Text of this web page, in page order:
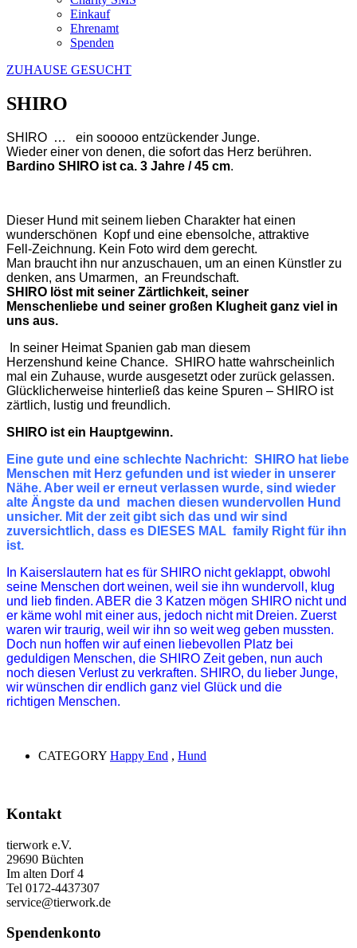
Einkauf
Ehrenamt
Spenden
ZUHAUSE GESUCHT
SHIRO
SHIRO … ein sooooo entzückender Junge.
Wieder einer von denen, die sofort das Herz berühren.
Bardino SHIRO ist ca. 3 Jahre /45 cm.
Dieser Hund mit seinem lieben Charakter hat einen
wunderschönen Kopf und eine ebensolche, attraktive
Fell-Zeichnung. Kein Foto wird dem gerecht.
Man braucht ihn nur anzuschauen, um an einen Künstler zu
denken, ans Umarmen, an Freundschaft.
SHIRO löst mit seiner Zärtlichkeit, seiner
Menschenliebe und seiner großen Klugheit ganz viel in
uns aus.
In seiner Heimat Spanien gab man diesem
Herzenshund keine Chance. SHIRO hatte wahrscheinlich
mal ein Zuhause, wurde ausgesetzt oder zurück gelassen.
Glücklicherweise hinterließ das keine Spuren – SHIRO ist
zärtlich, lustig und freundlich.
SHIRO ist ein Hauptgewinn.
Eine gute und eine schlechte Nachricht: SHIRO hat liebe
Menschen mit Herz gefunden und ist wieder in unserer
Nähe. Aber weil er erneut verlassen wurde, sind wieder
alte Ängste da und machen diesen wundervollen Hund
unsicher. Mit der zeit gibt sich das und wir sind
zuversichtlich, dass es DIESES MAL family Right für ihn
ist.
In Kaiserslautern hat es für SHIRO nicht geklappt, obwohl
seine Menschen dort weinen, weil sie ihn wundervoll, klug
und lieb finden. ABER die 3 Katzen mögen SHIRO nicht und
er käme wohl mit einer aus, jedoch nicht mit Dreien. Zuerst
waren wir traurig, weil wir ihn so weit weg geben mussten.
Doch nun hoffen wir auf einen liebevollen Platz bei
geduldigen Menschen, die SHIRO Zeit geben, nun auch
noch diesen Verlust zu verkraften. SHIRO, du lieber Junge,
wir wünschen dir endlich ganz viel Glück und die
richtigen Menschen.
CATEGORY Happy End , Hund
Kontakt
tierwork e.V.
29690 Büchten
Im alten Dorf 4
Tel 0172-4437307
service@tierwork.de
Spendenkonto